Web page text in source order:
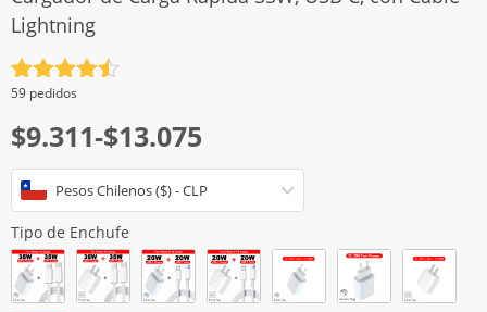
Lightning
Valorado
con
de 5
59 pedidos
$9.311-$13.075
Rango
de
precios:
desde
$9.311
hasta
Pesos Chilenos ($) - CLP
Tipo de Enchufe